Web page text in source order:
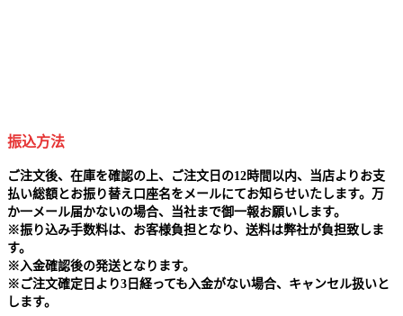
振込方法
ご注文後、在庫を確認の上、ご注文日の12時間以内、当店よりお支
払い総額とお振り替え口座名をメールにてお知らせいたします。万
か一メール届かないの場合、当社まで御一報お願いします。
※振り込み手数料は、お客様負担となり、送料は弊社が負担致しま
す。
※ 入金確認後の発送となります。
※ ご注文確定日より3日経っても入金がない場合、キャンセル扱いと
します。